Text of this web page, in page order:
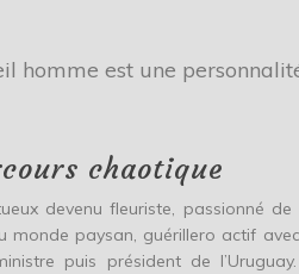
homme est une
chaotique
devenu fleuriste, passionné
monde paysan, guérillero actif
puis président de